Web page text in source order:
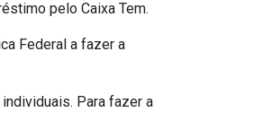
pelo Caixa Tem.
Federal a fazer a
Para fazer a